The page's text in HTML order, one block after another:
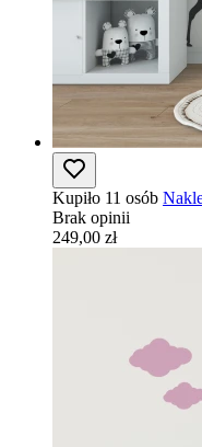
Kupiło 11 osób
Brak opinii
249,00 zł